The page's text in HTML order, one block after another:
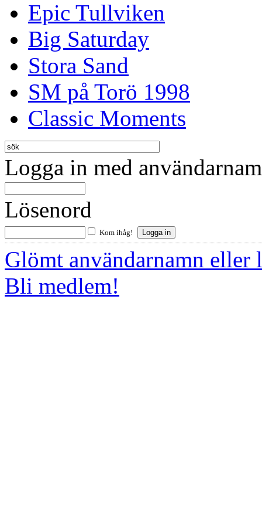
Epic Tullviken
Big Saturday
Stora Sand
SM på Torö 1998
Classic Moments
Logga in med
Lösenord
Kom ihåg!
Glömt användarnamn eller
Bli medlem!